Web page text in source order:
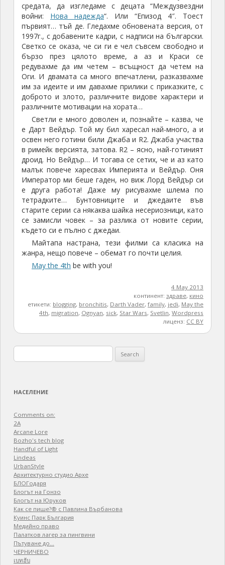
средата, да изгледаме с децата “Междузвездни
войни: Нова надежда“. Или “Епизод 4″. Тоест
първият… тъй де. Гледахме обновената версия, от
1997г., с добавените кадри, с надписи на български.
Светко се оказа, че си ги е чел съвсем свободно и
бързо през цялото време, а аз и Краси се
редувахме да им четем – всъщност да четем на
Оги. И двамата са много впечатлени, разказвахме
им за идеите и им давахме прилики с приказките, с
доброто и злото, различните видове характери и
различните мотивации на хората…
Светли е много доволен и, познайте – казва, че
е Дарт Вейдър. Той му бил харесал най-много, а и
освен него готини били Джаба и R2. Джаба участва
в римейк версията, затова. R2 – ясно, най-готиният
дроид. Но Вейдър… И тогава се сетих, че и аз като
малък повече харесвах Империята и Вейдър. Оня
Император ми беше гаден, но виж Лорд Вейдър си
е друга работа! Даже му рисувахме шлема по
тетрадките… Бунтовниците и джедаите във
старите серии са някаква шайка несериозници, като
се замисли човек – за разлика от новите серии,
където си е пълно с джедаи.
Майтапа настрана, тези филми са класика на
жанра, нещо повече – обемат го почти целия.
May the 4th be with you!
4 May 2013
континент:здраве, кино
етикети: blogging, bronchitis, Darth Vader,family, jedi, May the
4th, migration, Ognyan, sick, Star Wars, Svetlin,Wordpress
лиценз: CC BY
for:
НАСЕЛЕНИЕ
Comments on:
2A
Arcane Lore
Bozho's tech blog
Handful of Light
Lindeas
UrbanStyle
Архитектурно студио Архе
БЛОГодаря
Блогът на Гонзо
Блогът на Юруков
Как се пише?® с Павлина Върбанова
Куинс Парк България
Медийно право
Палатков лагер зa пингвини
Пътуване до…
ЧЕРНИЧЕВО
เบทฮับ